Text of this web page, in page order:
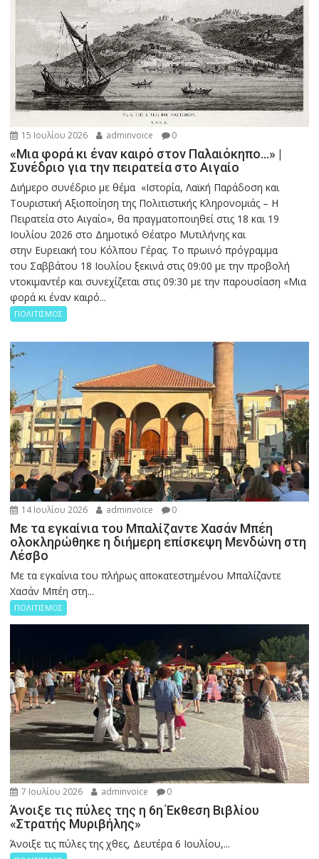
15 Ιουλίου 2026 adminvoice 0
«Μια φορά κι έναν καιρό στον Παλαιόκηπο…» |
Συνέδριο για την πειρατεία στο Αιγαίο
Διήμερο συνέδριο με θέμα «Ιστορία, Λαϊκή Παράδοση και
Τουριστική Αξιοποίηση της Πολιτιστικής Κληρονομιάς – Η
Πειρατεία στο Αιγαίο», θα πραγματοποιηθεί στις 18 και 19
Ιουλίου 2026 στο Δημοτικό Θέατρο Μυτιλήνης και
στην Ευρειακή του Κόλπου Γέρας. Το πρωινό πρόγραμμα
του Σαββάτου 18 Ιουλίου ξεκινά στις 09:00 με την προβολή
ντοκιμαντέρ και συνεχίζεται στις 09:30 με την παρουσίαση «Μια
φορά κι έναν καιρό...
ΠΟΛΙΤΙΣΜΟΣ
14 Ιουλίου 2026 adminvoice 0
Με τα εγκαίνια του Μπαλίζαντε Χασάν Μπέη
ολοκληρώθηκε η διήμερη επίσκεψη Μενδώνη στη
Λέσβο
Με τα εγκαίνια του πλήρως αποκατεστημένου Μπαλίζαντε
Χασάν Μπέη στη...
ΠΟΛΙΤΙΣΜΟΣ
7 Ιουλίου 2026 adminvoice 0
Άνοιξε τις πύλες της η 6η Έκθεση Βιβλίου
«Στρατής Μυριβήλης»
Άνοιξε τις πύλες της χθες, Δευτέρα 6 Ιουλίου,...